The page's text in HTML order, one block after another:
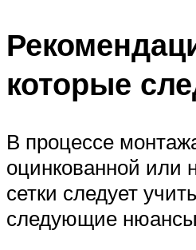
которые
В процессе
оцинкованной или
сетки следует
следующие